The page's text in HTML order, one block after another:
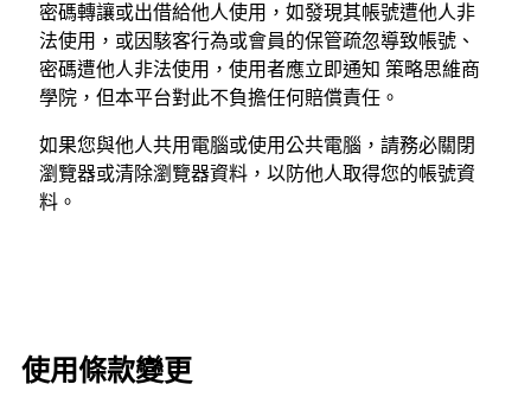
密碼轉讓或出借給他人使用，如發現其帳號遭他人非
法使用，或因駭客行為或會員的保管疏忽導致帳號、
密碼遭他人非法使用，使用者應立即通知 策略思維商
學院，但本平台對此不負擔任何賠償責任。
如果您與他人共用電腦或使用公共電腦，請務必關閉
瀏覽器或清除瀏覽器資料，以防他人取得您的帳號資
料。
使用條款變更